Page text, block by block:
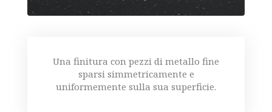
Una finitura con pezzi di metallo fine
sparsi simmetricamente e
uniformemente sulla sua superficie.